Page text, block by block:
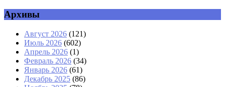
Архивы
Август 2026 (121)
Июль 2026 (602)
Апрель 2026 (1)
Февраль 2026 (34)
Январь 2026 (61)
Декабрь 2025 (86)